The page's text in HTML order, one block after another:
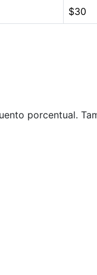
$30
porcentual.